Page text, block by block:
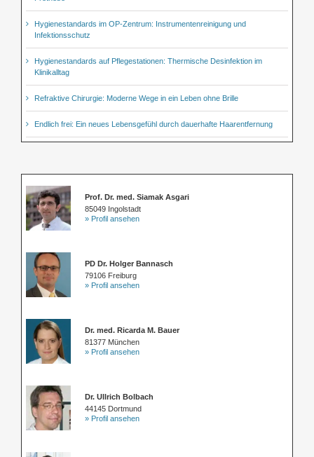
Hygienestandards im OP-Zentrum: Instrumentenreinigung und
Infektionsschutz
Hygienestandards auf Pflegestationen: Thermische Desinfektion im
Klinikalltag
Refraktive Chirurgie: Moderne Wege in ein Leben ohne Brille
Endlich frei: Ein neues Lebensgefühl durch dauerhafte Haarentfernung
Prof. Dr. med. Siamak Asgari
85049 Ingolstadt
» Profil ansehen
PD Dr. Holger Bannasch
79106 Freiburg
» Profil ansehen
Dr. med. Ricarda M. Bauer
81377 München
» Profil ansehen
Dr. Ullrich Bolbach
44145 Dortmund
» Profil ansehen